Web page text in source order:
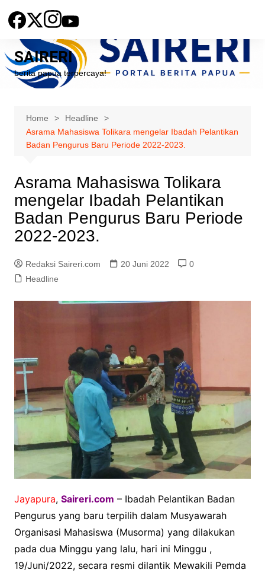
SAIRERI
berita papua terpercaya!
Home
Headline
Asrama Mahasiswa Tolikara mengelar Ibadah Pelantikan
Badan Pengurus Baru Periode 2022-2023.
Asrama Mahasiswa Tolikara
mengelar Ibadah Pelantikan
Badan Pengurus Baru Periode
2022-2023.
Redaksi Saireri.com 20 Juni 2022
0
Headline
Jayapura, Saireri.com – Ibadah Pelantikan Badan
Pengurus yang baru terpilih dalam Musyawarah
Organisasi Mahasiswa (Musorma) yang dilakukan
pada dua Minggu yang lalu, hari ini Minggu ,
19/Juni/2022, secara resmi dilantik Mewakili Pemda